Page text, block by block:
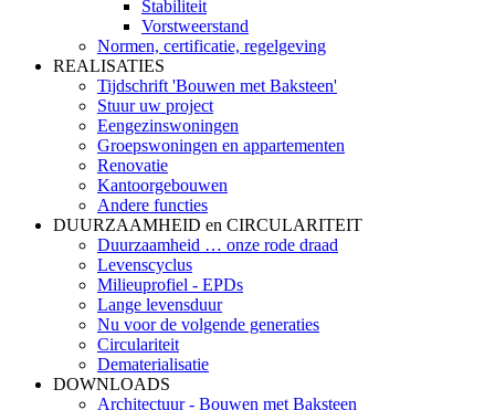
Stabiliteit
Vorstweerstand
Normen, certificatie, regelgeving
REALISATIES
Tijdschrift 'Bouwen met Baksteen'
Stuur uw project
Eengezinswoningen
Groepswoningen en appartementen
Renovatie
Kantoorgebouwen
Andere functies
DUURZAAMHEID en CIRCULARITEIT
Duurzaamheid … onze rode draad
Levenscyclus
Milieuprofiel - EPDs
Lange levensduur
Nu voor de volgende generaties
Circulariteit
Dematerialisatie
DOWNLOADS
Architectuur - Bouwen met Baksteen